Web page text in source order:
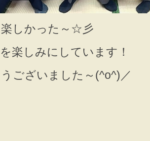
しかった～☆彡
楽しみにしています！
ございました～(^o^)／